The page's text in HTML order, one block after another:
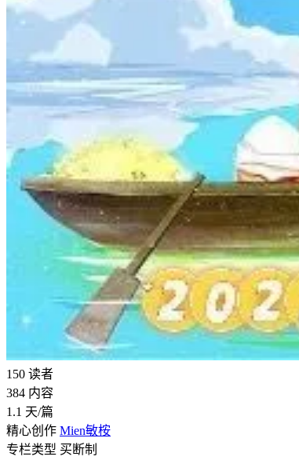
150 读者
384 内容
1.1 天/篇
精心创作 Mien敏桉
专栏类型 买断制